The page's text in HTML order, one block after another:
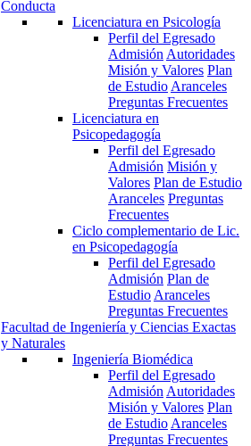
Conducta
Licenciatura en Psicología
Perfil del Egresado
Admisión Autoridades
Misión y Valores Plan
de Estudio Aranceles
Preguntas Frecuentes
Licenciatura en
Psicopedagogía
Perfil del Egresado
Admisión Misión y
Valores Plan de Estudio
Aranceles Preguntas
Frecuentes
Ciclo complementario de Lic.
en Psicopedagogía
Perfil del Egresado
Admisión Plan de
Estudio Aranceles
Preguntas Frecuentes
Facultad de Ingeniería y Ciencias Exactas
y Naturales
Ingeniería Biomédica
Perfil del Egresado
Admisión Autoridades
Misión y Valores Plan
de Estudio Aranceles
Preguntas Frecuentes